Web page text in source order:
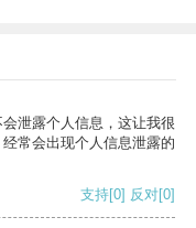
泄露个人信息，这让我很
常会出现个人信息泄露的
支持[0] 反对[0]